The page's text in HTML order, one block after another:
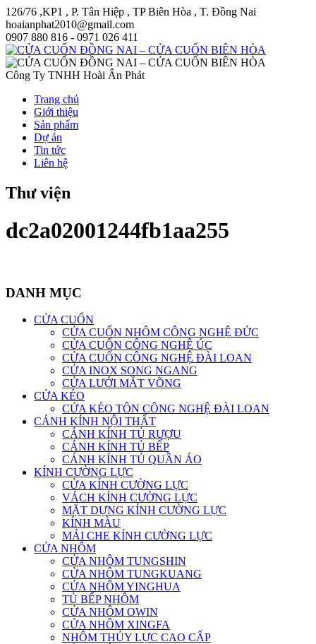
126/76 ,KP1 , P. Tân Hiệp , TP Biên Hòa , T. Đồng Nai
hoaianphat2010@gmail.com
0907 880 816 - 0971 026 411
Công Ty TNHH Hoài Ân Phát
Trang chủ
Giới thiệu
Sản phẩm
Dự án
Tin tức
Liên hệ
Thư viện
dc2a02001244fb1aa255
DANH MỤC
CỬA CUỐN
CỬA CUỐN NHÔM CÔNG NGHỆ ĐỨC
CỬA CUỐN CÔNG NGHỆ ÚC
CỬA CUỐN CÔNG NGHỆ ĐÀI LOAN
CỬA INOX SONG NGANG
CỬA LƯỚI MẮT VÕNG
CỬA KÉO
CỬA KÉO TÔN CÔNG NGHỆ ĐÀI LOAN
CÁNH KÍNH NỘI THẤT
CÁNH KÍNH TỦ RƯỢU
CÁNH KÍNH TỦ BẾP
CÁNH KÍNH TỦ QUẦN ÁO
KÍNH CƯỜNG LỰC
CỬA KÍNH CƯỜNG LỰC
VÁCH KÍNH CƯỜNG LỰC
MẶT DỰNG KÍNH CƯỜNG LỰC
KÍNH MÀU
MÁI CHE KÍNH CƯỜNG LỰC
CỬA NHÔM
CỬA NHÔM TUNGSHIN
CỬA NHÔM TUNGKUANG
CỬA NHÔM YINGHUA
TỦ BẾP NHÔM
CỬA NHÔM OWIN
CỬA NHÔM XINGFA
NHÔM THỦY LỰC CAO CẤP